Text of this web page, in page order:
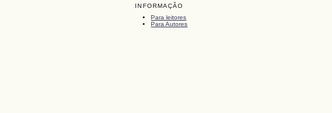
INFORMAÇÃO
Para leitores
Para Autores